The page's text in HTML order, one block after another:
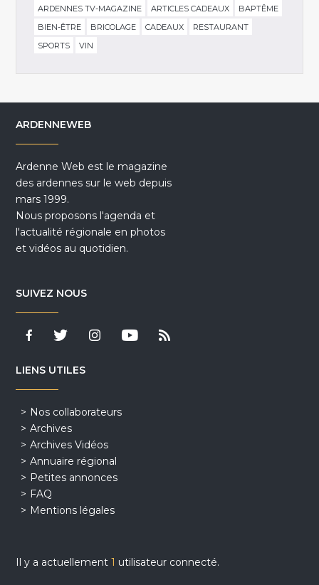
ARDENNES TV-MAGAZINE
ARTICLES CADEAUX
BAPTÊME
BIEN-ÊTRE
BRICOLAGE CADEAUX
RESTAURANT
SPORTS
VIN
ARDENNEWEB
Ardenne Web est le magazine
des ardennes sur le web depuis
mars 1999.
Nous proposons l'agenda et
l'actualité régionale en photos
et vidéos au quotidien.
SUIVEZ NOUS
LIENS UTILES
Nos collaborateurs
Archives
Archives Vidéos
Annuaire régional
Petites annonces
FAQ
Mentions légales
Il y a actuellement1 utilisateur connecté.